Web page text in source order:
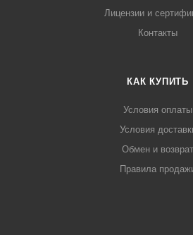
Лицензии и
Контакты
КАК КУПИТЬ
Условия оплаты
Условия
Обмен и возврат
Правила